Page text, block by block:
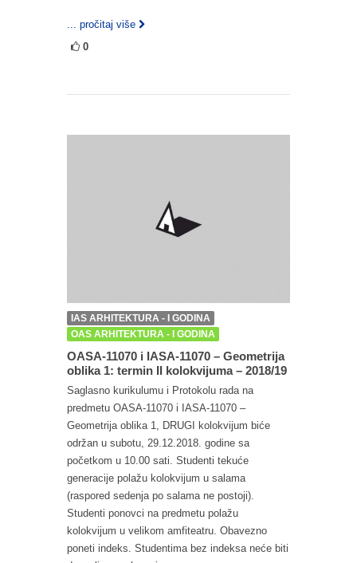
... pročitaj više
0
IAS ARHITEKTURA - I GODINA
OAS ARHITEKTURA - I GODINA
OASA-11070 i IASA-11070 – Geometrija
oblika 1: termin II kolokvijuma – 2018/19
Saglasno kurikulumu i Protokolu rada na
predmetu OASA-11070 i IASA-11070 –
Geometrija oblika 1, DRUGI kolokvijum biće
održan u subotu, 29.12.2018. godine sa
početkom u 10.00 sati. Studenti tekuće
generacije polažu kolokvijum u salama
(raspored sedenja po salama ne postoji).
Studenti ponovci na predmetu polažu
kolokvijum u velikom amfiteatru. Obavezno
poneti indeks. Studentima bez indeksa neće biti